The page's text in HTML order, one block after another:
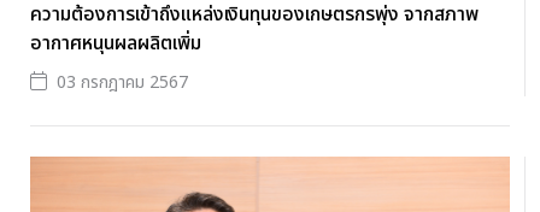
ความต้องการเข้าถึงแหล่งเงินทุนของเกษตรกรพุ่ง จากสภาพ
อากาศหนุนผลผลิตเพิ่ม
03 กรกฎาคม 2567